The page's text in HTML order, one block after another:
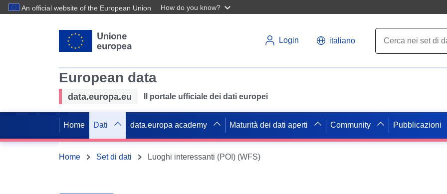
An official website of the European Union How do you know?
Login italiano
European data
data.europa.eu Il portale ufficiale dei dati europei
Home Dati data.europa academy Maturità dei dati aperti Community Pubblicazioni
Home Set di dati Luoghi interessanti (POI) (WFS)